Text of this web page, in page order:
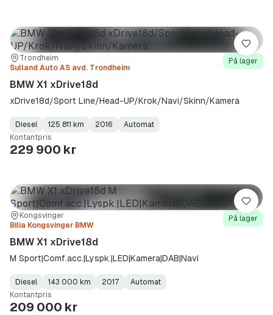
Sted:Trondheim
Forhandler:
Sulland Auto AS avd. Trondheim
På lager
BMW X1 xDrive18d
xDrive18d/Sport Line/Head-UP/Krok/Navi/Skinn/Kamera
Fuel
Type:
Diesel
Kilometerstand:
125 811 km
Model
Year:
2016
Gearbox
Type:
Automat
Kontantpris
229 900 kr
Lagre
Sted:Kongsvinger
Forhandler:
Bilia Kongsvinger BMW
På lager
BMW X1 xDrive18d
M Sport|Comf.acc.|Lyspk.|LED|Kamera|DAB|Navi
Fuel
Type:
Diesel
Kilometerstand :
143 000 km
Model
Year:
2017
Gearbox
Type:
Automat
Kontantpris
209 000 kr
Lagre